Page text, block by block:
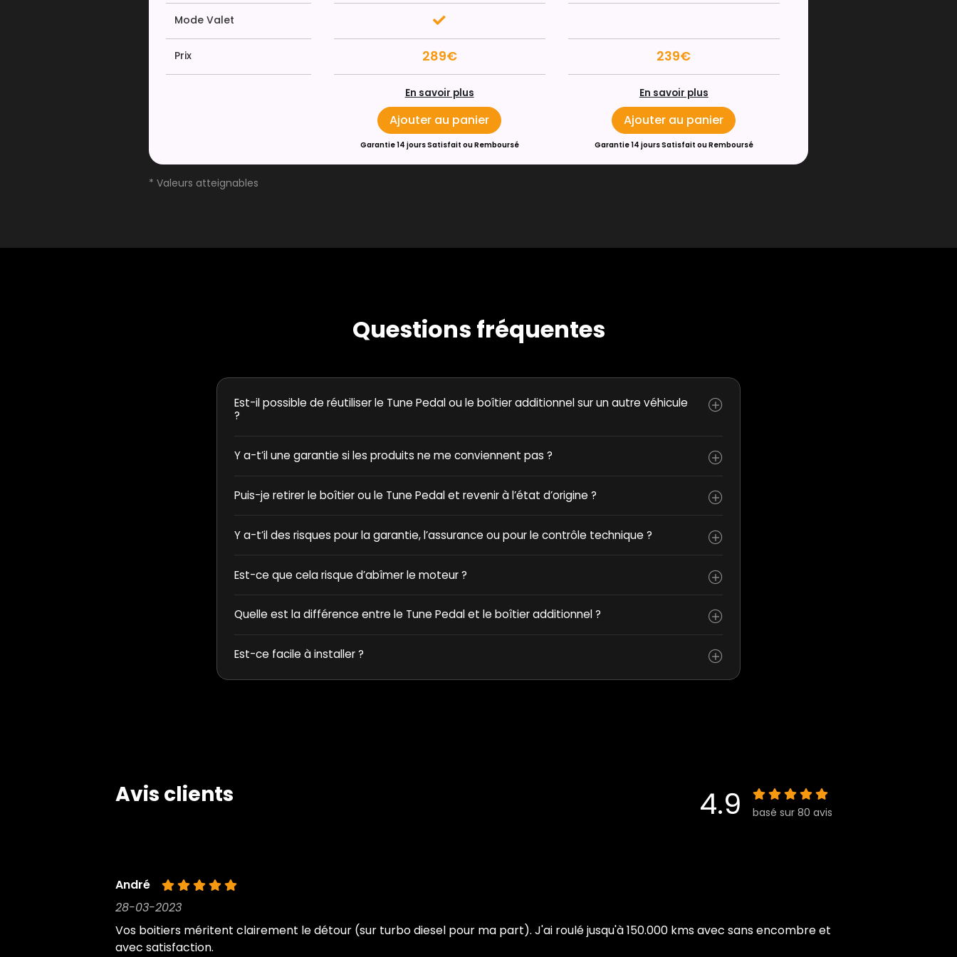
Mode Valet
Prix 289€ 239€
En savoir plus
Ajouter au panier
Garantie 14 jours Satisfait ou Remboursé
En savoir plus
Ajouter au panier
Garantie 14 jours Satisfait ou Remboursé
* Valeurs atteignables
Questions fréquentes
Est-il possible de réutiliser le Tune Pedal ou le boîtier additionnel sur un autre véhicule
?
Y a-t’il une garantie si les produits ne me conviennent pas ?
Puis-je retirer le boîtier ou le Tune Pedal et revenir à l’état d’origine ?
Y a-t’il des risques pour la garantie, l’assurance ou pour le contrôle technique ?
Est-ce que cela risque d’abîmer le moteur ?
Quelle est la différence entre le Tune Pedal et le boîtier additionnel ?
Est-ce facile à installer ?
Avis clients 4.9 basé sur 80 avis
André
28-03-2023
Vos boitiers méritent clairement le détour (sur turbo diesel pour ma part). J'ai roulé jusqu'à 150.000 kms avec sans encombre et
avec satisfaction.